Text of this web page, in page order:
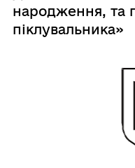
народження, та
піклувальника»